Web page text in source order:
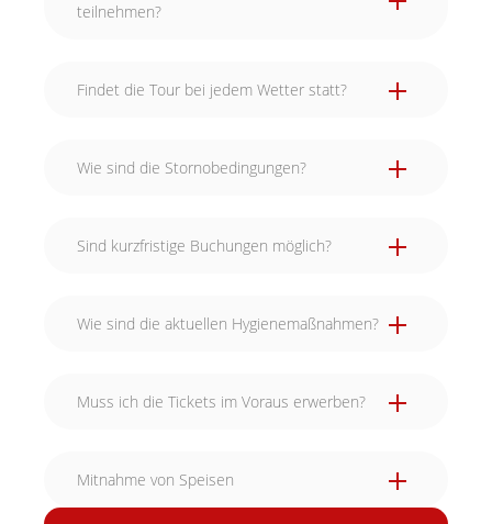
teilnehmen?
Findet die Tour bei jedem Wetter statt?
Wie sind die Stornobedingungen?
bis 15 Tage vor Veranstaltungsbeginn
Sind kurzfristige Buchungen möglich?
Wie sind die aktuellen Hygienemaßnahmen?
Muss ich die Tickets im Voraus erwerben?
Mitnahme von Speisen